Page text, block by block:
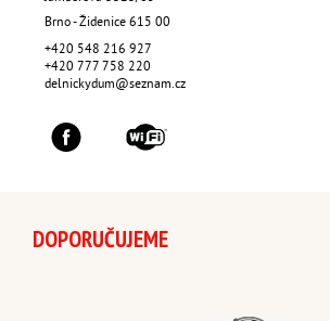
Brno - Židenice 615 00
+420 548 216 927
+420 777 758 220
delnickydum@seznam.cz
DOPORUČUJEME